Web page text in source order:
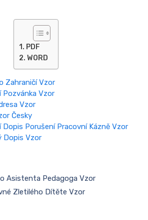
PDF
WORD
Zahraničí Vzor
Pozvánka Vzor
Vzor
Česky
Dopis Porušení Pracovní Kázně Vzor
Dopis Vzor
Asistenta Pedagoga Vzor
Zletilého Dítěte Vzor